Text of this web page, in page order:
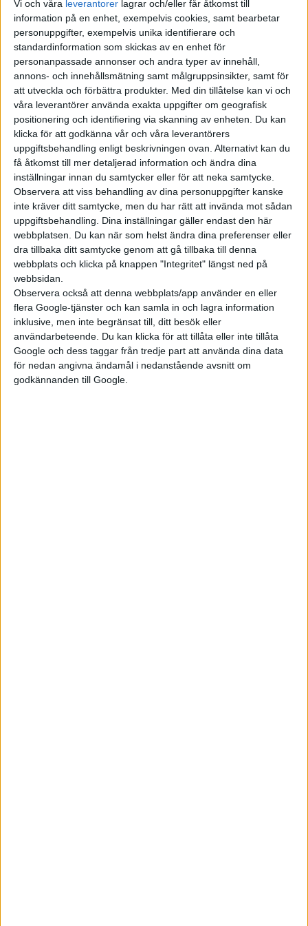
Vi och våra leverantorer lagrar och/eller får åtkomst till
information på en enhet, exempelvis cookies, samt bearbetar
personuppgifter, exempelvis unika identifierare och
standardinformation som skickas av en enhet för
personanpassade annonser och andra typer av innehåll,
annons- och innehållsmätning samt målgruppsinsikter, samt för
att utveckla och förbättra produkter. Med din tillåtelse kan vi och
våra leverantörer använda exakta uppgifter om geografisk
positionering och identifiering via skanning av enheten. Du kan
klicka för att godkänna vår och våra leverantörers
uppgiftsbehandling enligt beskrivningen ovan. Alternativt kan du
få åtkomst till mer detaljerad information och ändra dina
inställningar innan du samtycker eller för att neka samtycke.
Observera att viss behandling av dina personuppgifter kanske
inte kräver ditt samtycke, men du har rätt att invända mot sådan
uppgiftsbehandling. Dina inställningar gäller endast den här
webbplatsen. Du kan när som helst ändra dina preferenser eller
dra tillbaka ditt samtycke genom att gå tillbaka till denna
webbplats och klicka på knappen "Integritet" längst ned på
webbsidan.
Observera också att denna webbplats/app använder en eller
flera Google-tjänster och kan samla in och lagra information
inklusive, men inte begränsat till, ditt besök eller
användarbeteende. Du kan klicka för att tillåta eller inte tillåta
Google och dess taggar från tredje part att använda dina data
för nedan angivna ändamål i nedanstående avsnitt om
godkännanden till Google.
lanserade. ”Fiatpengar” innebär lagliga betalningsmedel vars
värde inte är helt knutet till guldreserver, som till exempel
Euro, dollar och även våra svenska kronor.
Beslutet att acceptera Bitcoins som betalning var väntat. Det
antyddes redan förra månaden när Tesla köpte Bitcoins till ett
värde av 1,5 miljarder dollar, något som fick den redan högt
värderade kryptovalutan att stiga ytterligare.
För tillfället kostar en Bitcoin omkring 54 000 dollar, vilket
alltså skulle räcka för att köpa en Model 3 Dual Motor
Performance i USA.
Men Teslas engagemang kring Bitcoins får även kritik. Den
digitala valutan tas fram av datorer genom så kallad ”mining”,
en process som är strömkrävande och leder till utsläpp av
koldioxid.
Bank of America har räknat om skapandet av Bitcoins till en
jämförelse med utsläpp från bilar med förbränningsmotor.
Enligt det innebär Teslas köp av Bitcoins till ett värde av 1,5
miljarder dollar lika mycket som de årliga utsläppen från 1,8
miljoner bilar.